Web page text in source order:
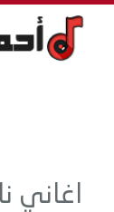
اغاني